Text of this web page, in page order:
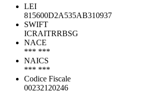
LEI
815600D2A535AB310937
SWIFT
ICRAITRRBSG
NACE
*** ***
NAICS
*** ***
Codice Fiscale
00232120246